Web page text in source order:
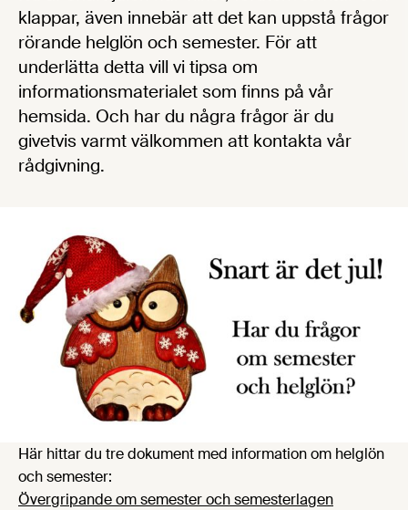
klappar, även innebär att det kan uppstå frågor
rörande helglön och semester. För att
underlätta detta vill vi tipsa om
informationsmaterialet som finns på vår
hemsida. Och har du några frågor är du
givetvis varmt välkommen att kontakta vår
rådgivning.
Här hittar du tre dokument med information om helglön
och semester:
Övergripande om semester och semesterlagen